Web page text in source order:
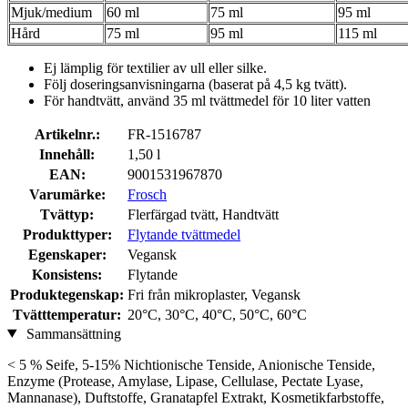
Mjuk/medium
60 ml 75 ml
95 ml
Hård
75 ml 95 ml 115 ml
Ej lämplig för textilier av ull eller silke.
Följ doseringsanvisningarna (baserat på 4,5 kg tvätt).
För handtvätt, använd 35 ml tvättmedel för 10 liter vatten
Artikelnr.:
FR-1516787
Innehåll:
1,50 l
EAN:
9001531967870
Varumärke:
Frosch
Tvättyp:
Flerfärgad tvätt, Handtvätt
Produkttyper:
Flytande tvättmedel
Egenskaper:
Vegansk
Konsistens:
Flytande
Produktegenskap: Fri från mikroplaster, Vegansk
Tvätttemperatur: 20°C, 30°C, 40°C, 50°C, 60°C
Sammansättning
< 5 % Seife, 5-15% Nichtionische Tenside, Anionische Tenside,
Enzyme (Protease, Amylase, Lipase, Cellulase, Pectate Lyase,
Mannanase), Duftstoffe, Granatapfel Extrakt, Kosmetikfarbstoffe,